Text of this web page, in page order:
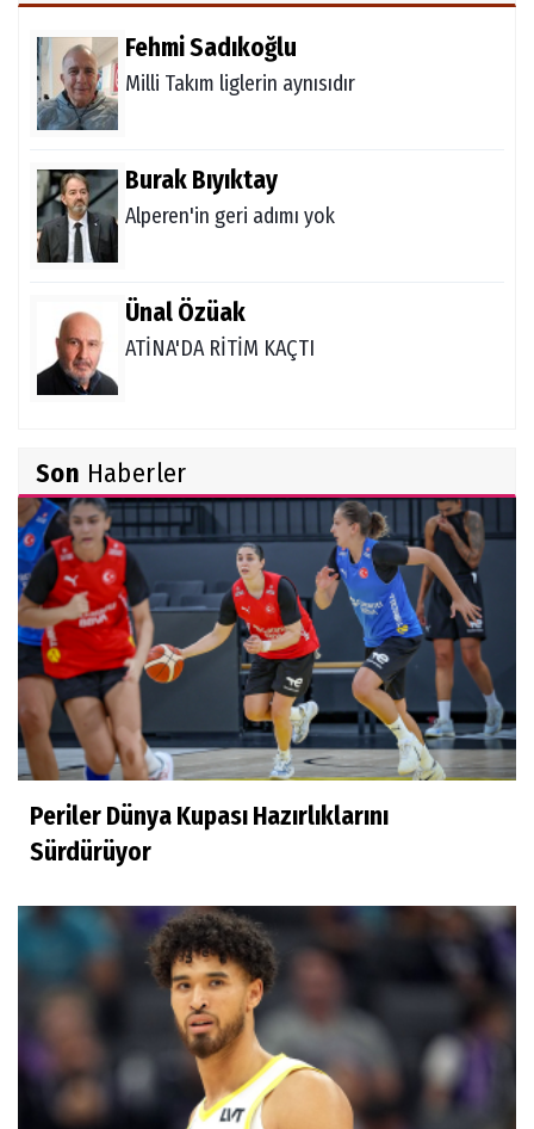
Fehmi Sadıkoğlu
Milli Takım liglerin aynısıdır
Burak Bıyıktay
Alperen'in geri adımı yok
Ünal Özüak
ATİNA'DA RİTİM KAÇTI
DELİKANLI KOÇLAR
Hüseyin Demir
Amerikan Rüyası: Genç Türklerin NCAA
Rotası Büyüyor
Derya Yannıer
Bilimin ışığında...
Doğan Hakyemez
Ilgım Çetin
Muhteşem veda
Ece Ergez
Son Haberler
Periler Dünya Kupası Hazırlıklarını
Sürdürüyor